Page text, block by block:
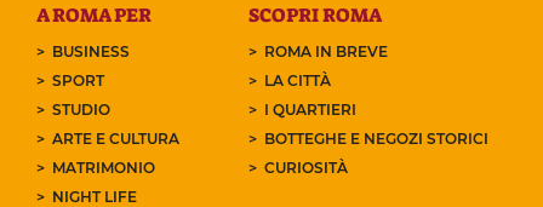
A ROMA PER
BUSINESS
SPORT
STUDIO
ARTE E CULTURA
MATRIMONIO
NIGHT LIFE
SCOPRI ROMA
ROMA IN BREVE
LA CITTÀ
I QUARTIERI
BOTTEGHE E NEGOZI STORICI
CURIOSITÀ